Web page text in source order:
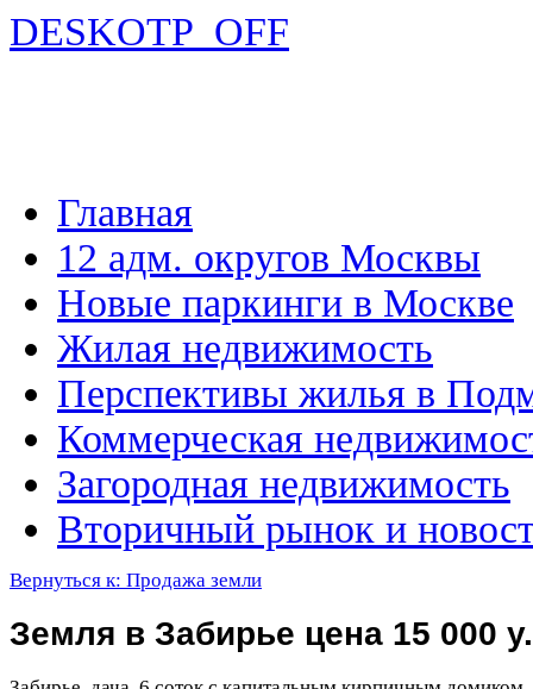
DESKOTP_OFF
Главная
12 адм. округов Москвы
Новые паркинги в Москве
Жилая недвижимость
Перспективы жилья в
Коммерческая
Загородная недвижимость
Вторичный рынок и
Вернуться к: Продажа земли
Земля в Забирье цена 15 000